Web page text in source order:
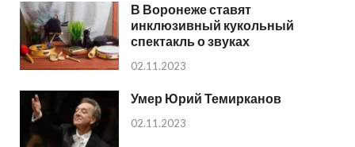
В Воронеже ставят
инклюзивный кукольный
спектакль о звуках
02.11.2023
Умер Юрий Темирканов
02.11.2023